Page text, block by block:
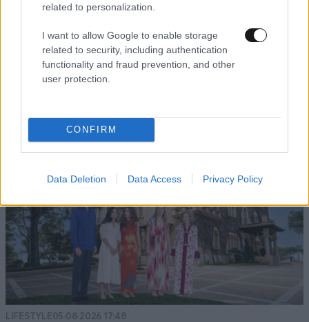
related to personalization.
I want to allow Google to enable storage
related to security, including authentication
functionality and fraud prevention, and other
user protection.
CONFIRM
Data Deletion Data Access Privacy Policy
LIFESTYLE05·08·2026 17:48